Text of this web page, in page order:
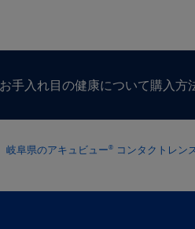
手入れ目の​健康に​ついて購入方​
岐阜県のアキュビュー® コンタクトレン